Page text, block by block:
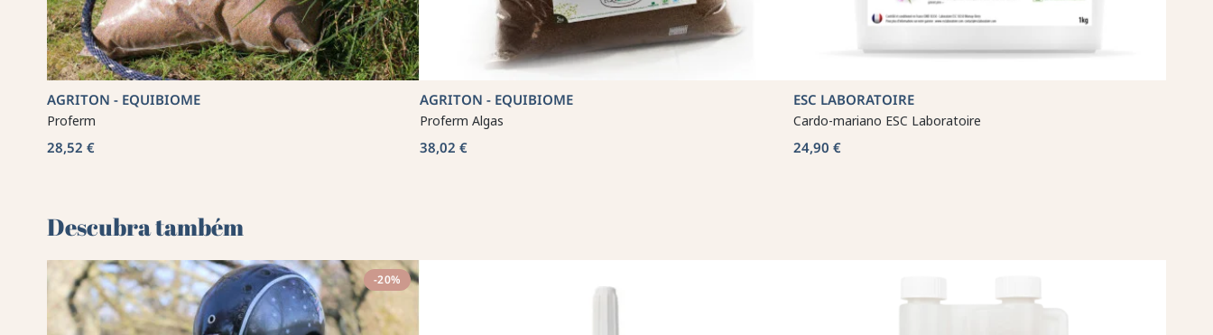
AGRITON - EQUIBIOME
Proferm
28,52 €
AGRITON - EQUIBIOME
Proferm Algas
38,02 €
ESC LABORATOIRE
Cardo-mariano ESC Laboratoire
24,90 €
Descubra também 🌻
-20%